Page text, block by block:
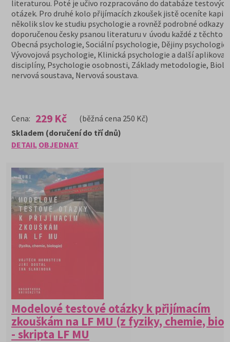
literaturou. Poté je učivo rozpracováno do databáze testových
otázek. Pro druhé kolo přijímacích zkoušek jistě oceníte
několik slov ke studiu psychologie a rovněž podrobné odkazy
doporučenou česky psanou literaturu v úvodu každé z těchto
Obecná psychologie, Sociální psychologie, Dějiny psychologie,
Vývovojová psychologie, Klinická psychologie a další
disciplíny, Psychologie osobnosti, Základy metodologie,
nervová soustava, Nervová soustava.
Cena: 229 Kč (běžná cena 250 Kč)
DETAIL OBJEDNAT
Skladem (doručení do tří dnů)
Modelové testové otázky k přijímacím
zkouškám na LF MU (z fyziky, chemie,
- skripta LF MU